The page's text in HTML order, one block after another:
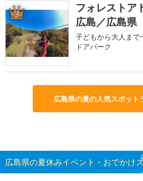
3
フォレストア
広島／広島県
子どもから大人まで
ドアパーク
広島県の夏の人気スポット
広島県の夏休みイベント・おでかけ